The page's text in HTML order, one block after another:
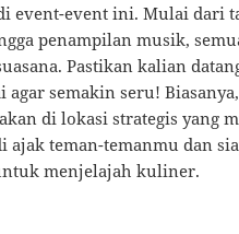
event-event ini. Mulai dari
penampilan musik,
Pastikan kalian
agar semakin seru!
di lokasi strategis yang
ajak teman-temanmu dan
menjelajah kuliner.